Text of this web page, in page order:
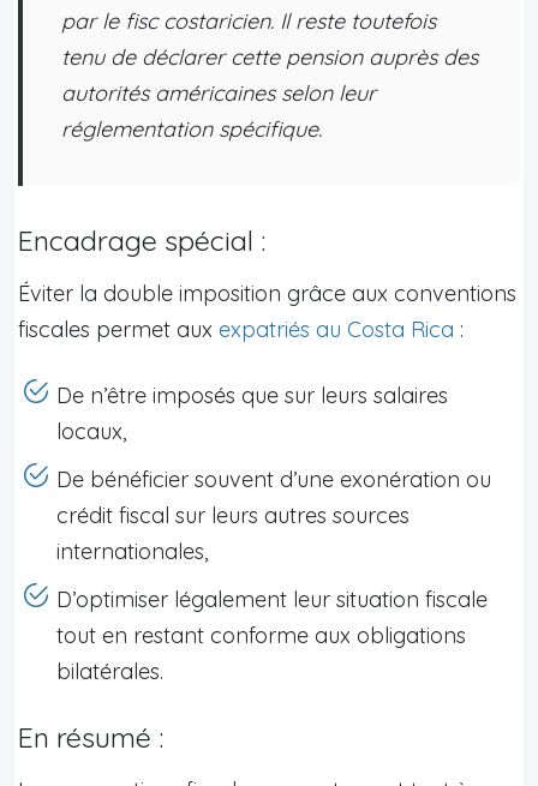
par le fisc costaricien. Il reste toutefois
tenu de déclarer cette pension auprès des
autorités américaines selon leur
réglementation spécifique.
Encadrage spécial :
Éviter la double imposition grâce aux conventions
fiscales permet aux expatriés au Costa Rica :
De n’être imposés que sur leurs salaires
locaux,
De bénéficier souvent d’une exonération ou
crédit fiscal sur leurs autres sources
internationales,
D’optimiser légalement leur situation fiscale
tout en restant conforme aux obligations
bilatérales.
En résumé :